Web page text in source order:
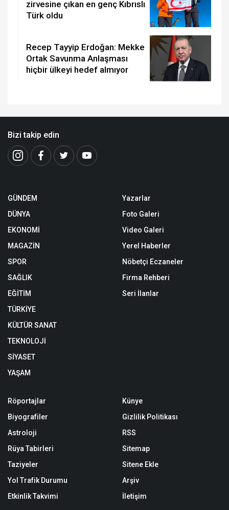
zirvesine çıkan en genç Kıbrıslı
Türk oldu
Recep Tayyip Erdoğan: Mekke
Ortak Savunma Anlaşması
hiçbir ülkeyi hedef almıyor
Bizi takip edin
GÜNDEM
DÜNYA
EKONOMİ
MAGAZİN
SPOR
SAĞLIK
EĞİTİM
TÜRKİYE
KÜLTÜR SANAT
TEKNOLOJİ
SİYASET
YAŞAM
Yazarlar
Foto Galeri
Video Galeri
Yerel Haberler
Nöbetçi Eczaneler
Firma Rehberi
Seri İlanlar
Röportajlar
Biyografiler
Astroloji
Rüya Tabirleri
Taziyeler
Yol Trafik Durumu
Etkinlik Takvimi
Künye
Gizlilik Politikası
RSS
Sitemap
Sitene Ekle
Arşiv
İletişim